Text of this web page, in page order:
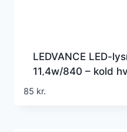
LEDVANCE LED-
11,4w/840 – kold
1050mm, (Erstatter
85 kr.